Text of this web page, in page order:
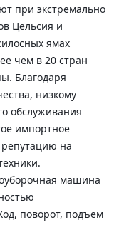
при экстремально
Цельсия и
ямах
чем в 20 стран
Благодаря
низкому
обслуживания
импортное
на
машина
поворот, подъем